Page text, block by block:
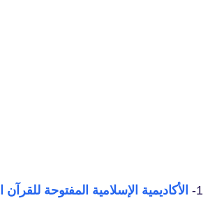
1- الأكاديمية الإسلامية المفتوحة للقرآن